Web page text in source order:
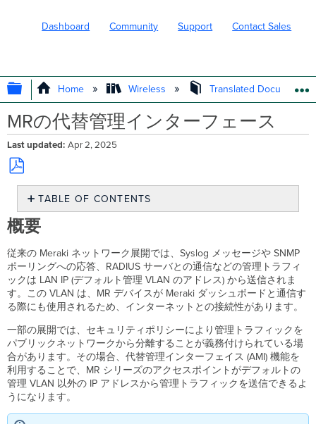
Dashboard Community Support Contact Sales
EXPAND/COLLAPSE GLOBAL
Home Wireless Translated Documents
MRの代替管理インターフェース
Last updated Apr 2, 2025
Save
PDF
TABLE OF CONTENTS
概
要
代
替
管
理
イ
ン
タ
ー
フ
ェ
ー
ス
概要
従来の Meraki ネットワーク展開では、Syslog メッセージや SNMP
ポーリングへの応答、RADIUS サーバとの通信などの管理トラフィ
ックは LAN IP (デフォルト管理 VLAN のアドレス) から送信されま
す。この VLAN は、MR デバイスが Meraki ダッシュボードと通信す
る際にも使用されるため、インターネットとの接続性があります。
一部の展開では、セキュリティポリシーにより管理トラフィックを
パブリックネットワークから分離することが義務付けられている場
合があります。その場合、代替管理インターフェイス (AMI) 機能を
利用することで、MR シリーズのアクセスポイントがデフォルトの
管理 VLAN 以外の IP アドレスから管理トラフィックを送信できるよ
うになります。